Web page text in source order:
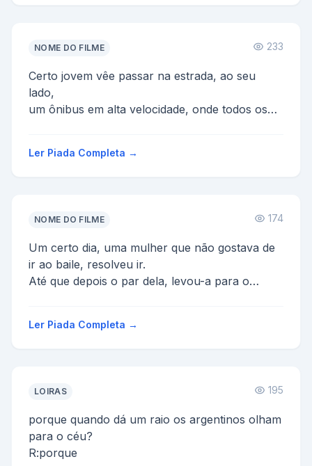
NOME DO FILME 233
Certo jovem vêe passar na estrada, ao seu
lado,
um ônibus em alta velocidade, onde todos os
Ler Piada Completa →
NOME DO FILME 174
Um certo dia, uma mulher que não gostava de
ir ao baile, resolveu ir.
Até que depois o par dela, levou-a para o
Ler Piada Completa →
LOIRAS 195
porque quando dá um raio os argentinos olham
para o céu?
R:porque